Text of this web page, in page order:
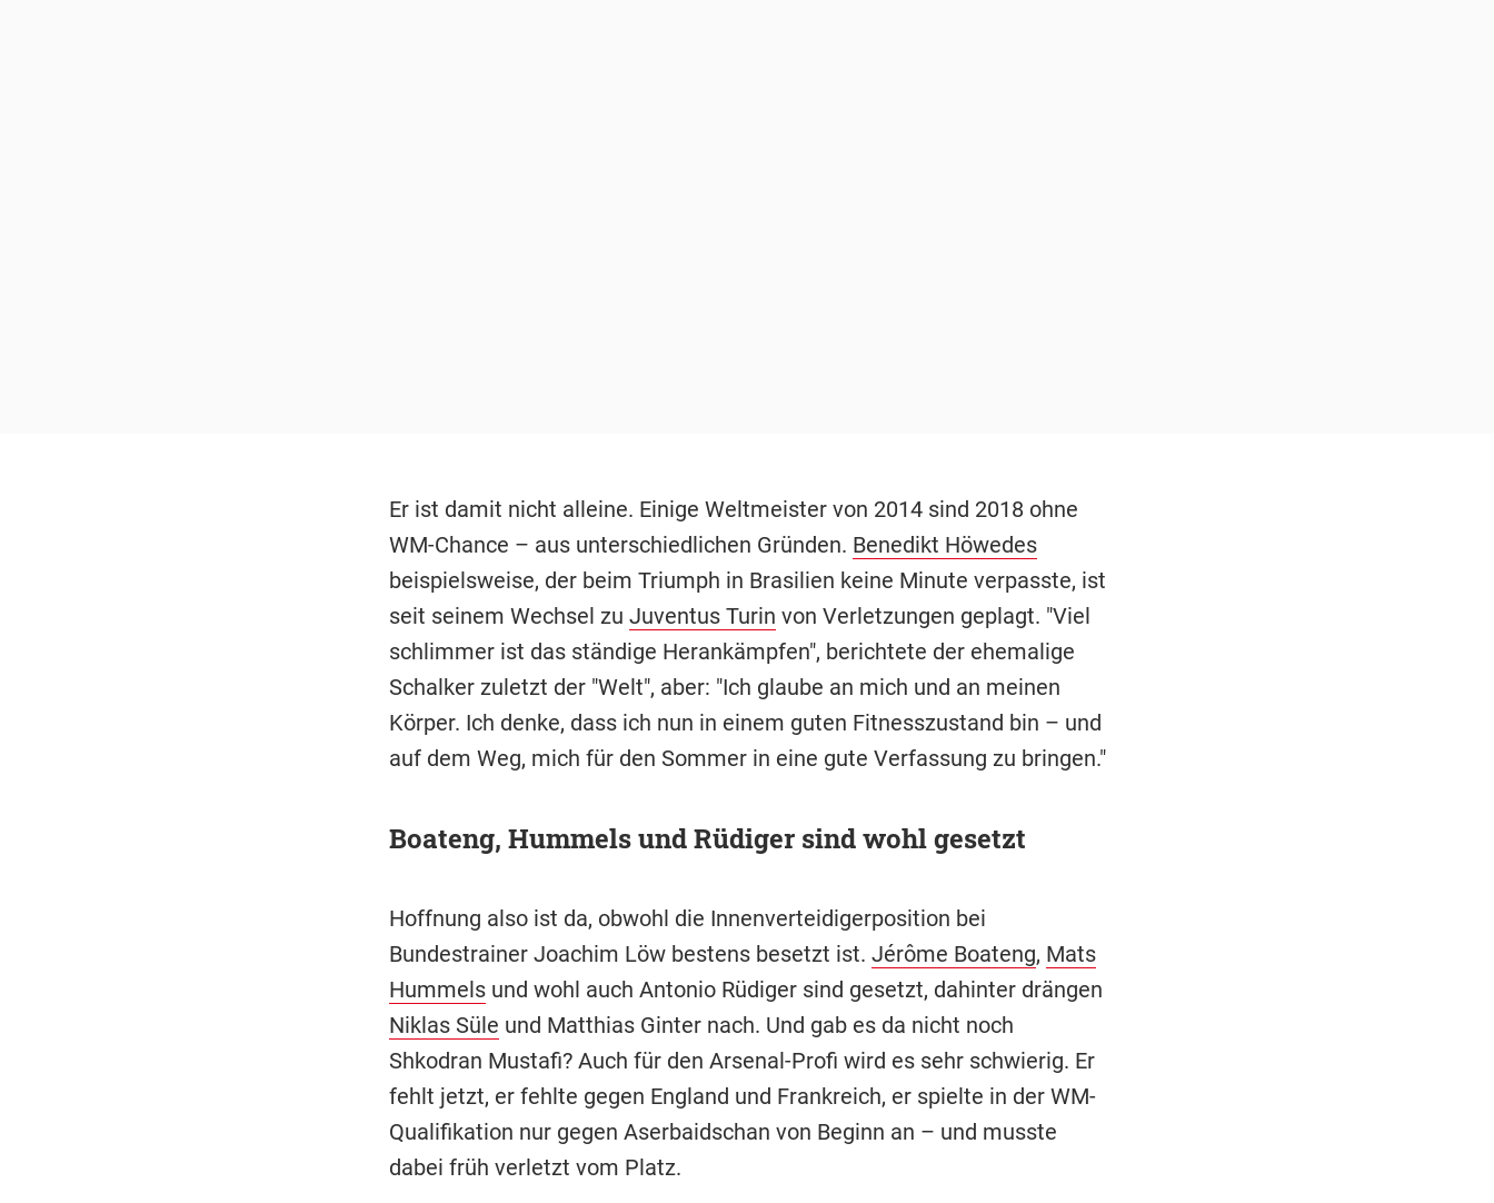
Er ist damit nicht alleine. Einige Weltmeister von 2014 sind 2018 ohne
WM-Chance – aus unterschiedlichen Gründen. Benedikt Höwedes
beispielsweise, der beim Triumph in Brasilien keine Minute verpasste, ist
seit seinem Wechsel zu Juventus Turin von Verletzungen geplagt. "Viel
schlimmer ist das ständige Herankämpfen", berichtete der ehemalige
Schalker zuletzt der "Welt", aber: "Ich glaube an mich und an meinen
Körper. Ich denke, dass ich nun in einem guten Fitnesszustand bin – und
auf dem Weg, mich für den Sommer in eine gute Verfassung zu bringen."
Boateng, Hummels und Rüdiger sind wohl gesetzt
Hoffnung also ist da, obwohl die Innenverteidigerposition bei
Bundestrainer Joachim Löw bestens besetzt ist. Jérôme Boateng, Mats
Hummelsund wohl auch Antonio Rüdiger sind gesetzt, dahinter drängen
Niklas Süle und Matthias Ginter nach. Und gab es da nicht noch
Shkodran Mustafi? Auch für den Arsenal-Profi wird es sehr schwierig. Er
fehlt jetzt, er fehlte gegen England und Frankreich, er spielte in der WM-
Qualifikation nur gegen Aserbaidschan von Beginn an – und musste
dabei früh verletzt vom Platz.